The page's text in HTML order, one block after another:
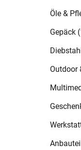
Öle &
Gepäck
Outdoor